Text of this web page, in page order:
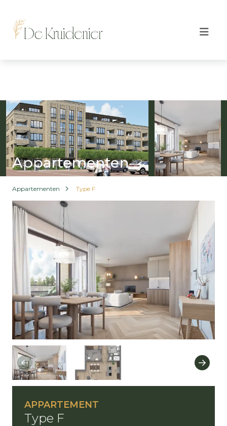
Appartementen
Appartementen Type F
APPARTEMENT
Type F